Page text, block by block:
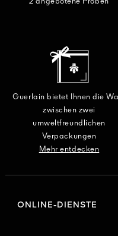
Guerlain bietet Ihnen die
zwischen zwei
umweltfreundlichen
Verpackungen
Mehr entdecken
ONLINE-DIENSTE